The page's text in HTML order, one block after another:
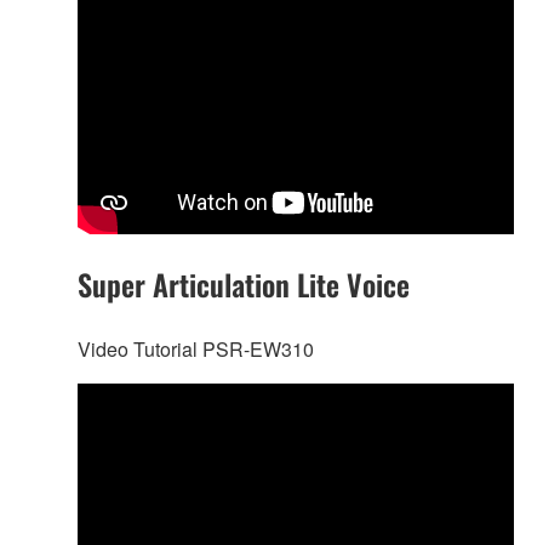
Super Articulation Lite Voice
Video Tutorial PSR-EW310